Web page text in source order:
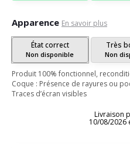
Apparence En savoir plus
État correct
Non disponible
Très
Non
Produit 100% fonctionnel,
Coque : Présence de rayures ou
Traces d’écran visibles
Livraison
10/08/2026